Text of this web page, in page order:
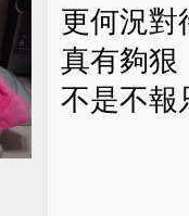
更何況對
真有夠狠
不是不報